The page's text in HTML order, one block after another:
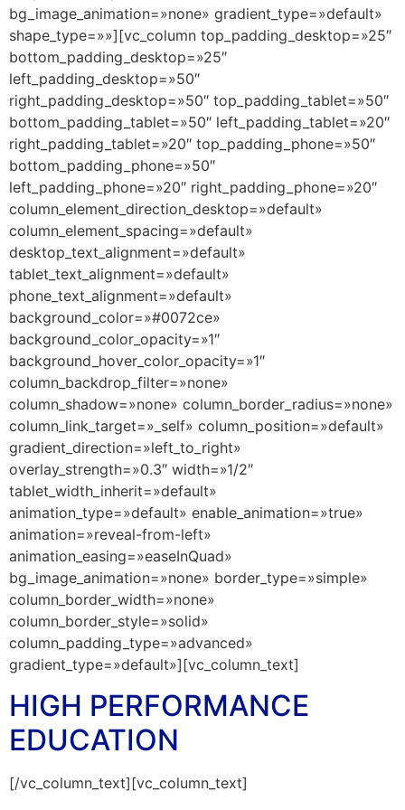
bg_image_animation=»none» gradient_type=»default»
shape_type=»»][vc_column top_padding_desktop=»25″
bottom_padding_desktop=»25″
left_padding_desktop=»50″
right_padding_desktop=»50″ top_padding_tablet=»50″
bottom_padding_tablet=»50″ left_padding_tablet=»20″
right_padding_tablet=»20″ top_padding_phone=»50″
bottom_padding_phone=»50″
left_padding_phone=»20″ right_padding_phone=»20″
column_element_direction_desktop=»default»
column_element_spacing=»default»
desktop_text_alignment=»default»
tablet_text_alignment=»default»
phone_text_alignment=»default»
background_color=»#0072ce»
background_color_opacity=»1″
background_hover_color_opacity=»1″
column_backdrop_filter=»none»
column_shadow=»none» column_border_radius=»none»
column_link_target=»_self» column_position=»default»
gradient_direction=»left_to_right»
overlay_strength=»0.3″ width=»1/2″
tablet_width_inherit=»default»
animation_type=»default» enable_animation=»true»
animation=»reveal-from-left»
animation_easing=»easeInQuad»
bg_image_animation=»none» border_type=»simple»
column_border_width=»none»
column_border_style=»solid»
column_padding_type=»advanced»
gradient_type=»default»][vc_column_text]
HIGH PERFORMANCE
EDUCATION
[/vc_column_text][vc_column_text]